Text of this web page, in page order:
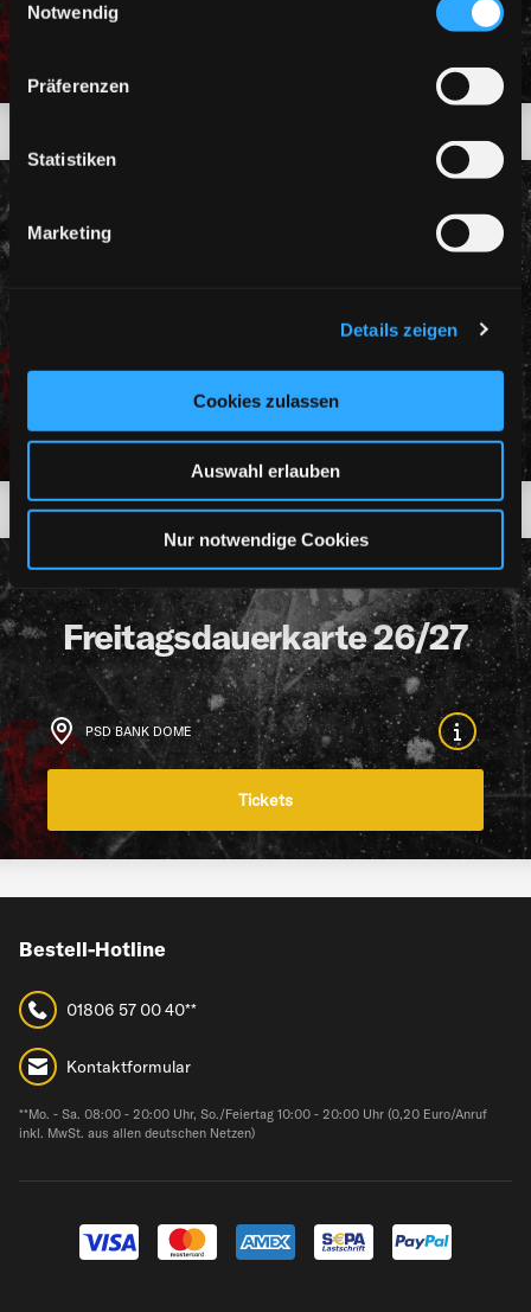
Notwendig
Präferenzen
Statistiken
Marketing
Details zeigen
Cookies zulassen
Auswahl erlauben
Nur notwendige Cookies
DEG SAISON 2026/27 SONNTAGSDAUERKARTE
Sonntagsdauerkarte 26/27
DEG SAISON 2026/27 FREITAGSDAUERKARTE
26/27
Freitagsdauerkarte 26/27
PSD BANK DOME
Tickets
Bestell-Hotline
01806 57 00 40**
Kontaktformular
**Mo. - Sa. 08:00 - 20:00 Uhr, So./Feiertag 10:00 - 20:00 Uhr (0,20 Euro/Anruf
inkl. MwSt. aus allen deutschen Netzen)